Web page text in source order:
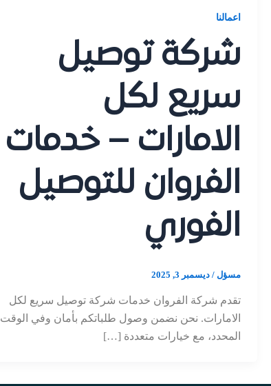
اعمالنا
شركة توصيل
سريع لكل
الامارات – خدمات
الفروان للتوصيل
الفوري
مسؤل / ديسمبر 3, 2025
تقدم شركة الفروان خدمات شركة توصيل سريع لكل
الامارات. نحن نضمن وصول طلباتكم بأمان وفي الوقت
المحدد، مع خيارات متعددة […]